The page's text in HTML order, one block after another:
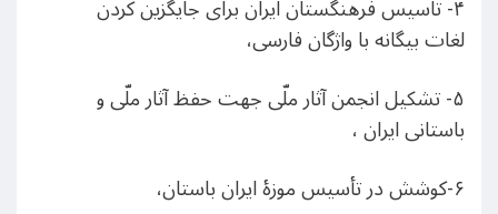
۴- تاسیس فرهنگستان ایران برای جایگُزین کردن
لغات بیگانه با واژگان فارسی،
۵- تشکیل انجمن آثار ملّی جهت حفظ آثار ملّی و
باستانی ایران ،
۶-کوشش در تأسیس موزۀ ایران باستان،